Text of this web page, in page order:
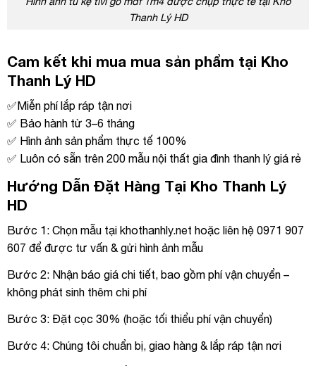
Thanh Lý HD
Cam kết khi mua mua sản phẩm tại Kho
Thanh Lý HD
✅Miễn phí lắp ráp tận nơi
✅ Bảo hành từ 3–6 tháng
✅ Hình ảnh sản phẩm thực tế 100%
✅ Luôn có sẵn trên 200 mẫu nội thất gia đình thanh lý giá rẻ
Hướng Dẫn Đặt Hàng Tại Kho Thanh Lý
HD
Bước 1: Chọn mẫu tại khothanhly.net hoặc liên hệ 0971 907
607 để được tư vấn & gửi hình ảnh mẫu
Bước 2: Nhận báo giá chi tiết, bao gồm phí vận chuyển –
không phát sinh thêm chi phí
Bước 3: Đặt cọc 30% (hoặc tối thiểu phí vận chuyển)
Bước 4: Chúng tôi chuẩn bị, giao hàng & lắp ráp tận nơi